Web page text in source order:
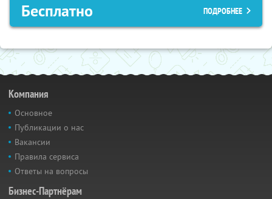
Бесплатно ПОДРОБНЕЕ
Компания
Основное
Публикации о нас
Вакансии
Правила сервиса
Ответы на вопросы
Бизнес-Партнёрам